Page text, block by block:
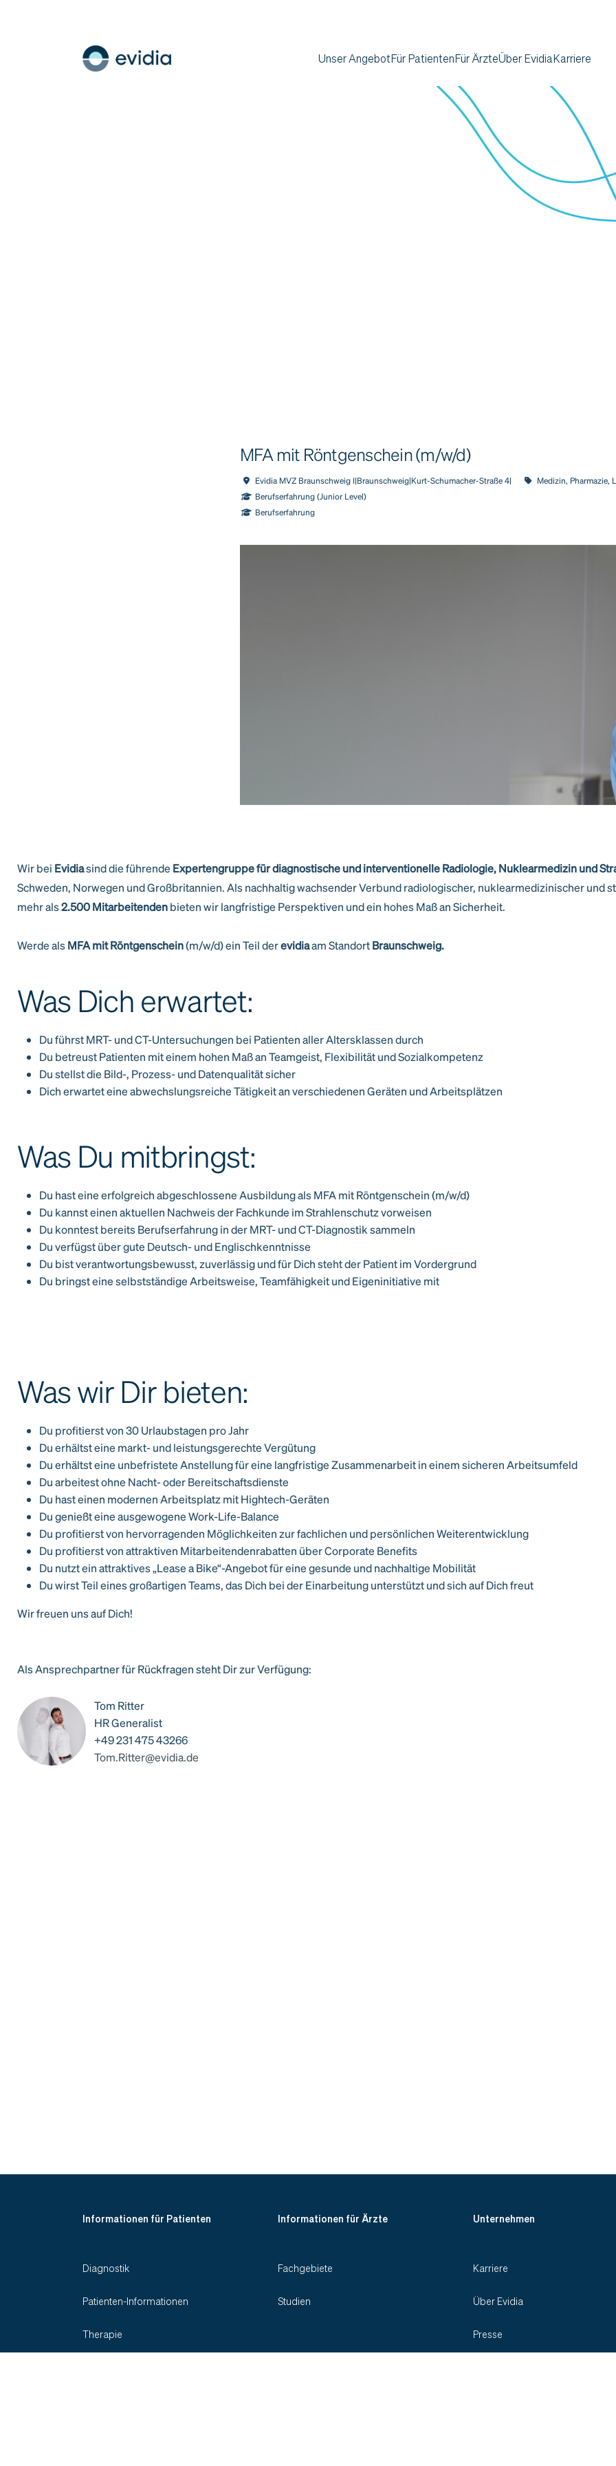
Unser AngebotFür PatientenFür ÄrzteÜber EvidiaKarriere
MFA mit Röntgenschein (m/w/d)
Evidia MVZ Braunschweig I|Braunschweig|Kurt-Schumacher-Straße 4|
Berufserfahrung (Junior Level)
Berufserfahrung
Medizin, Pharmazie,
Wir bei Evidiasind die führende Expertengruppe für diagnostische und interventionelle Radiologie, Nuklearmedizin und
Schweden, Norwegen und Großbritannien. Als nachhaltig wachsender Verbund radiologischer, nuklearmedizinischer und
mehr als2.500 Mitarbeitendenbieten wir langfristige Perspektiven und ein hohes Maß an Sicherheit.
Werde alsMFA mit Röntgenschein(m/w/d) ein Teil derevidiaam StandortBraunschweig.
Was Dich erwartet:
Du führst MRT- und CT-Untersuchungen bei Patienten aller Altersklassen durch
Du betreust Patienten mit einem hohen Maß an Teamgeist, Flexibilität und Sozialkompetenz
Du stellst die Bild-, Prozess- und Datenqualität sicher
Dich erwartet eine abwechslungsreiche Tätigkeit an verschiedenen Geräten und Arbeitsplätzen
Was Du mitbringst:
Du hast eine erfolgreich abgeschlossene Ausbildung als MFA mit Röntgenschein (m/w/d)
Du kannst einen aktuellen Nachweis der Fachkunde im Strahlenschutz vorweisen
Du konntest bereits Berufserfahrung in der MRT- und CT-Diagnostik sammeln
Du verfügst über gute Deutsch- und Englischkenntnisse
Du bist verantwortungsbewusst, zuverlässig und für Dich steht der Patient im Vordergrund
Du bringst eine selbstständige Arbeitsweise, Teamfähigkeit und Eigeninitiative mit
Was wir Dir bieten:
Du profitierst von 30 Urlaubstagen pro Jahr
Du erhältst eine markt- und leistungsgerechte Vergütung
Du erhältst eine unbefristete Anstellung für eine langfristige Zusammenarbeit in einem sicheren Arbeitsumfeld
Du arbeitest ohne Nacht- oder Bereitschaftsdienste
Du hast einen modernen Arbeitsplatz mit Hightech-Geräten
Du genießt eine ausgewogene Work-Life-Balance
Du profitierst von hervorragenden Möglichkeiten zur fachlichen und persönlichen Weiterentwicklung
Du profitierst von attraktiven Mitarbeitendenrabatten über Corporate Benefits
Du nutzt ein attraktives „Lease a Bike“-Angebot für eine gesunde und nachhaltige Mobilität
Du wirst Teil eines großartigen Teams, das Dich bei der Einarbeitung unterstützt und sich auf Dich freut
Wir freuen uns auf Dich!
Als Ansprechpartner für Rückfragen steht Dir zur Verfügung:
Tom Ritter
HR Generalist
+49 231 475 43266
Tom.Ritter@evidia.de
Informationen für Patienten
Diagnostik
Patienten-Informationen
Therapie
Informationen für Ärzte
Fachgebiete
Studien
Unternehmen
Karriere
Über Evidia
Presse